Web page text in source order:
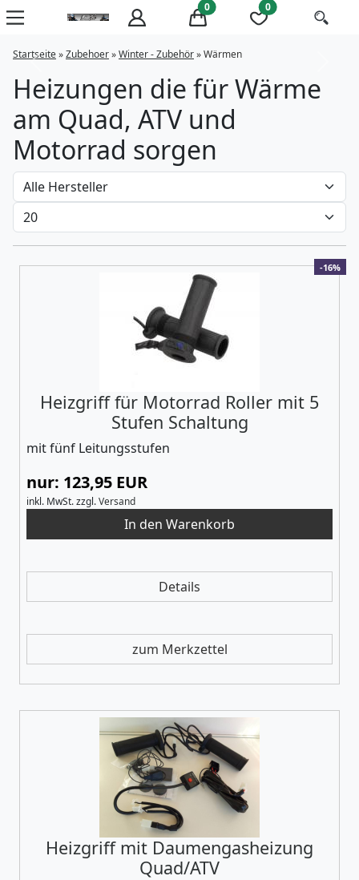
0 0
Startseite»Zubehoer»Winter - Zubehör»Wärmen
Heizungen die für Wärme
am Quad, ATV und
Motorrad sorgen
-16%
Heizgriff für Motorrad Roller mit 5
Stufen Schaltung
mit fünf Leitungsstufen
nur: 123,95 EUR
inkl. MwSt.zzgl.Versand
Details
zum Merkzettel
Heizgriff mit Daumengasheizung
Quad/ATV